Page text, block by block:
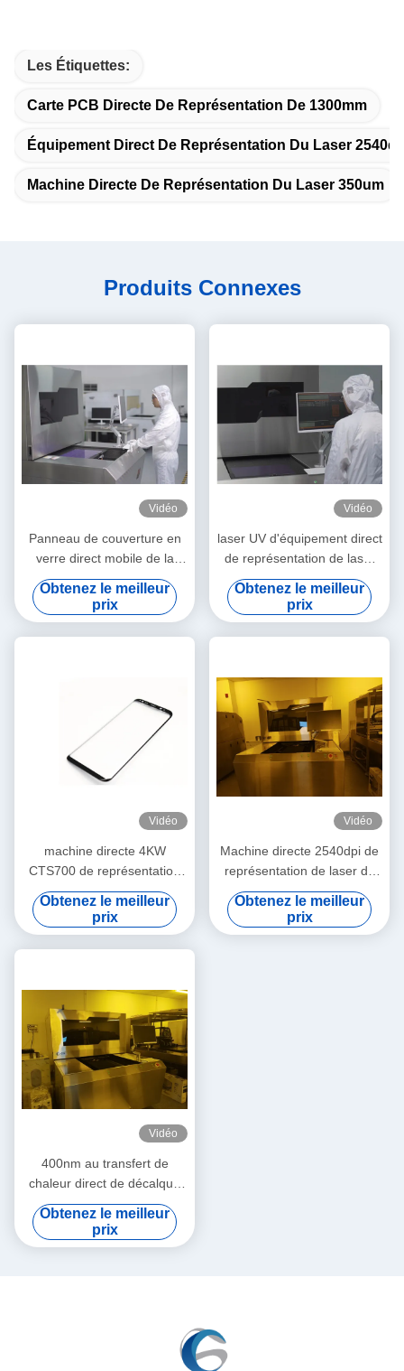
Les Étiquettes:
Carte PCB Directe De Représentation De 1300mm
Équipement Direct De Représentation Du Laser
Machine Directe De Représentation Du Laser 350um
Produits Connexes
Vidéo
Panneau de couverture en
verre direct mobile de la
machine 2540dpi 133LPI 3D
de représentation de laser
Obtenez le meilleur
prix
Vidéo
laser UV d'équipement direct
de représentation de laser
de 1200x1300mm
Obtenez le meilleur
prix
Vidéo
machine directe 4KW
CTS700 de représentation
du laser 12700dpi
Obtenez le meilleur
prix
Vidéo
Machine directe 2540dpi de
représentation de laser de
CTS700 133LPI
Obtenez le meilleur
prix
Vidéo
400nm au transfert de
chaleur direct de décalque
de la représentation 133LPI
du laser 410nm
Obtenez le meilleur
prix